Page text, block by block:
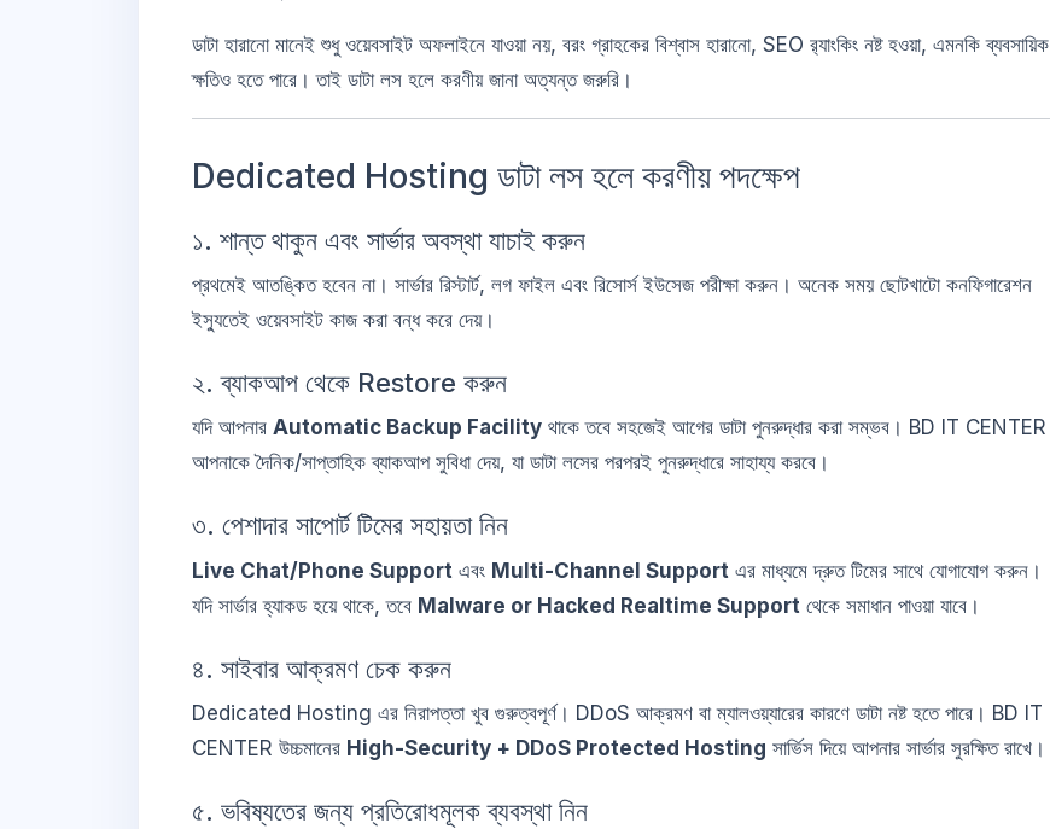
ডাটা হারানো মানেই শুধু ওয়েবসাইট অফলাইনে যাওয়া নয়, বরং গ্রাহকের বিশ্বাস হারানো, SEO র‍্যাংকিং নষ্ট হওয়া, এমনকি ব্যবসায়িক
ক্ষতিও হতে পারে। তাই ডাটা লস হলে করণীয় জানা অত্যন্ত জরুরি।
Dedicated Hosting ডাটা লস হলে করণীয় পদক্ষেপ
১. শান্ত থাকুন এবং সার্ভার অবস্থা যাচাই করুন
প্রথমেই আতঙ্কিত হবেন না। সার্ভার রিস্টার্ট, লগ ফাইল এবং রিসোর্স ইউসেজ পরীক্ষা করুন। অনেক সময় ছোটখাটো কনফিগারেশন
ইস্যুতেই ওয়েবসাইট কাজ করা বন্ধ করে দেয়।
২. ব্যাকআপ থেকে Restore করুন
যদি আপনার Automatic Backup Facility থাকে তবে সহজেই আগের ডাটা পুনরুদ্ধার করা সম্ভব। BD IT CENTER
আপনাকে দৈনিক/সাপ্তাহিক ব্যাকআপ সুবিধা দেয়, যা ডাটা লসের পরপরই পুনরুদ্ধারে সাহায্য করবে।
৩. পেশাদার সাপোর্ট টিমের সহায়তা নিন
Live Chat/Phone Support এবং Multi-Channel Support এর মাধ্যমে দ্রুত টিমের সাথে যোগাযোগ করুন।
যদি সার্ভার হ্যাকড হয়ে থাকে, তবে Malware or Hacked Realtime Support থেকে সমাধান পাওয়া যাবে।
৪. সাইবার আক্রমণ চেক করুন
Dedicated Hosting এর নিরাপত্তা খুব গুরুত্বপূর্ণ। DDoS আক্রমণ বা ম্যালওয়্যারের কারণে ডাটা নষ্ট হতে পারে। BD IT
CENTER উচ্চমানের High-Security + DDoS Protected Hosting সার্ভিস দিয়ে আপনার সার্ভার সুরক্ষিত রাখে।
৫. ভবিষ্যতের জন্য প্রতিরোধমূলক ব্যবস্থা নিন